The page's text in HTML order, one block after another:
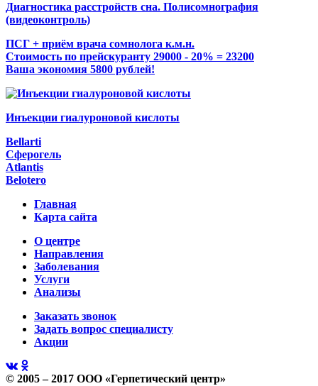
Диагностика расстройств сна. Полисомнография
(видеоконтроль)
ПСГ + приём врача сомнолога к.м.н.
Стоимость по прейскуранту 29000 - 20% = 23200
Ваша экономия 5800 рублей!
Инъекции гиалуроновой кислоты
Bellarti
Сферогель
Atlantis
Belotero
Главная
Карта сайта
О центре
Направления
Заболевания
Услуги
Анализы
Заказать звонок
Задать вопрос специалисту
Акции
© 2005 – 2017 ООО «Герпетический центр»